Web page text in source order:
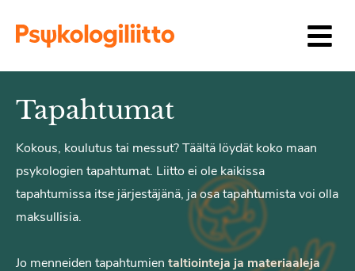
Tapahtumat
Kokous, koulutus tai messut? Täältä löydät koko maan
psykologien tapahtumat. Liitto ei ole kaikissa
tapahtumissa itse järjestäjänä, ja osa tapahtumista voi olla
maksullisia.
Jo menneiden tapahtumien taltiointeja ja materiaaleja